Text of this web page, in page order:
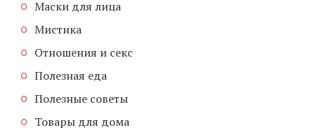
Маски для лица
Мистика
Отношения и секс
Полезная еда
Полезные советы
Товары для дома